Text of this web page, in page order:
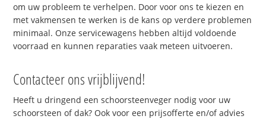
om uw probleem te verhelpen. Door voor ons te kiezen en
met vakmensen te werken is de kans op verdere problemen
minimaal. Onze servicewagens hebben altijd voldoende
voorraad en kunnen reparaties vaak meteen uitvoeren.
Contacteer ons vrijblijvend!
Heeft u dringend een schoorsteenveger nodig voor uw
schoorsteen of dak? Ook voor een prijsofferte en/of advies